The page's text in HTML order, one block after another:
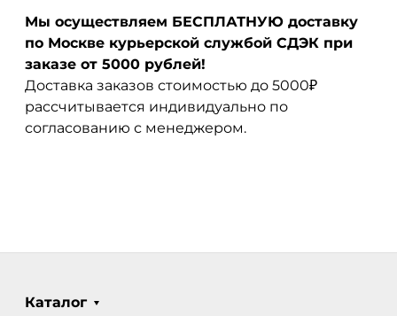
Мы осуществляем БЕСПЛАТНУЮ доставку
по Москве курьерской службой СДЭК при
заказе от 5000 рублей!
Доставка заказов стоимостью до 5000₽
рассчитывается индивидуально по
согласованию с менеджером.
Каталог